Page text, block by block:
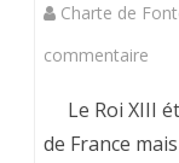
Charte de
commentaire
Le Roi XIII
de France